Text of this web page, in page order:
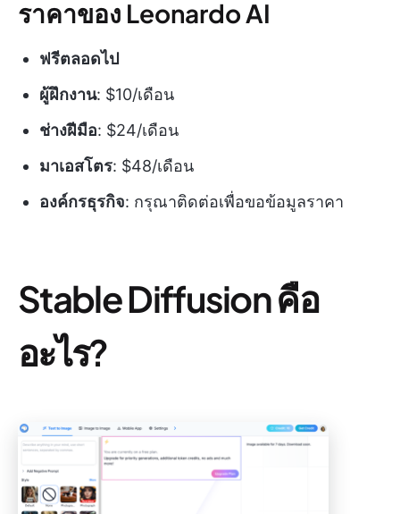
ราคาของ Leonardo AI
ฟรีตลอดไป
ผู้ฝึกงาน: $10/เดือน
ช่างฝีมือ: $24/เดือน
มาเอสโตร: $48/เดือน
องค์กรธุรกิจ: กรุณาติดต่อเพื่อขอข้อมูลราคา
Stable Diffusion คือ
อะไร?